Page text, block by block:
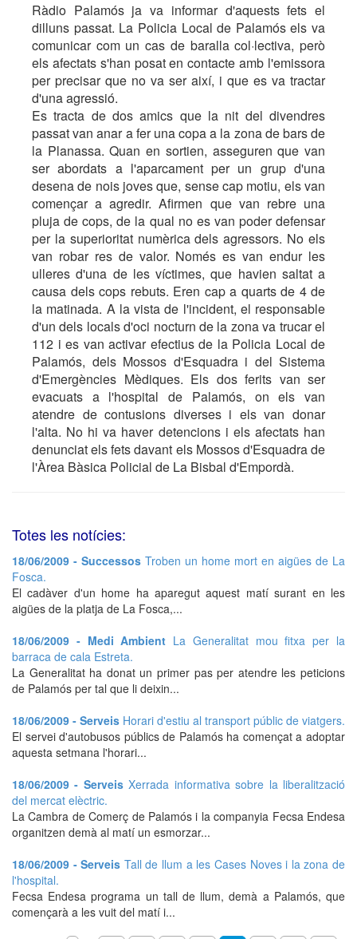
Ràdio Palamós ja va informar d'aquests fets el
dilluns passat. La Policia Local de Palamós els va
comunicar com un cas de baralla col·lectiva, però
els afectats s'han posat en contacte amb l'emissora
per precisar que no va ser així, i que es va tractar
d'una agressió.
Es tracta de dos amics que la nit del divendres
passat van anar a fer una copa a la zona de bars de
la Planassa. Quan en sortien, asseguren que van
ser abordats a l'aparcament per un grup d'una
desena de nois joves que, sense cap motiu, els van
començar a agredir. Afirmen que van rebre una
pluja de cops, de la qual no es van poder defensar
per la superioritat numèrica dels agressors. No els
van robar res de valor. Només es van endur les
ulleres d'una de les víctimes, que havien saltat a
causa dels cops rebuts. Eren cap a quarts de 4 de
la matinada. A la vista de l'incident, el responsable
d'un dels locals d'oci nocturn de la zona va trucar el
112 i es van activar efectius de la Policia Local de
Palamós, dels Mossos d'Esquadra i del Sistema
d'Emergències Mèdiques. Els dos ferits van ser
evacuats a l'hospital de Palamós, on els van
atendre de contusions diverses i els van donar
l'alta. No hi va haver detencions i els afectats han
denunciat els fets davant els Mossos d'Esquadra de
l'Àrea Bàsica Policial de La Bisbal d'Empordà.
Totes les notícies:
18/06/2009 - Successos Troben un home mort en aigües de La
Fosca.
El cadàver d'un home ha aparegut aquest matí surant en les
aigües de la platja de La Fosca,...
18/06/2009 - Medi Ambient La Generalitat mou fitxa per la
barraca de cala Estreta.
La Generalitat ha donat un primer pas per atendre les peticions
de Palamós per tal que li deixin...
18/06/2009 - Serveis Horari d'estiu al transport públic de viatgers.
El servei d'autobusos públics de Palamós ha començat a adoptar
aquesta setmana l'horari...
18/06/2009 - ServeisXerrada informativa sobre la liberalització
del mercat elèctric.
La Cambra de Comerç de Palamós i la companyia Fecsa Endesa
organitzen demà al matí un esmorzar...
18/06/2009 - Serveis Tall de llum a les Cases Noves i la zona de
l'hospital.
Fecsa Endesa programa un tall de llum, demà a Palamós, que
començarà a les vuit del matí i...